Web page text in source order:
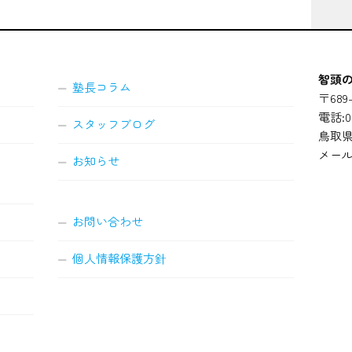
塾長コラム
スタッフブログ
お知らせ
お問い合わせ
個人情報保護方針
智頭
〒
電話
鳥取
メー